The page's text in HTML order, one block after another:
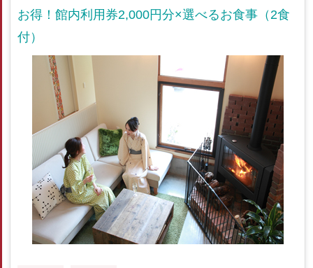
お得！館内利用券2,000円分×選べるお食事（2食
付）